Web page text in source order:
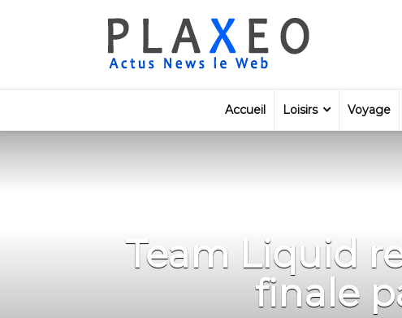
Accueil Loisirs Voyage
Team Liquid
finale